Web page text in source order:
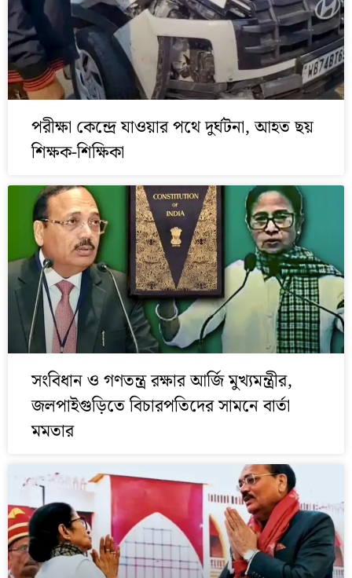
পরীক্ষা কেন্দ্রে যাওয়ার পথে দুর্ঘটনা, আহত ছয়
শিক্ষক-শিক্ষিকা
সংবিধান ও গণতন্ত্র রক্ষার আর্জি মুখ্যমন্ত্রীর,
জলপাইগুড়িতে বিচারপতিদের সামনে বার্তা
মমতার